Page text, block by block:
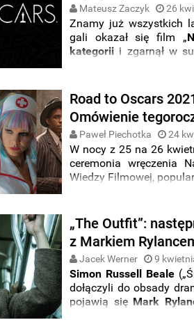
Mateusz Zaczyk 26
Znamy już wszystkich
gali okazał się film „
kategorii i zgarnął w
Road to Oscars
Omówienie
Paweł Piechotka 24
W nocy z 25 na 26
ceremonia wręczenia
Wiedzy Filmowej,
„The Outfit”:
z Markiem
Jacek Werner 9
Simon Russell Beale
dołączyli do obsady
pojawią się Mark